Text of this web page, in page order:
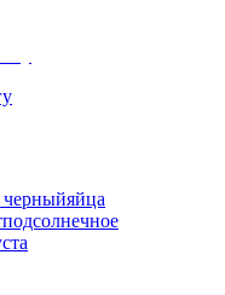
черныйяйца
подсолнечное